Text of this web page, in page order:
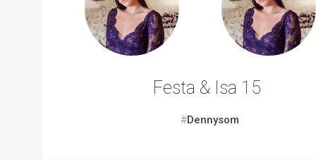
Festa & Isa 15
#Dennysom